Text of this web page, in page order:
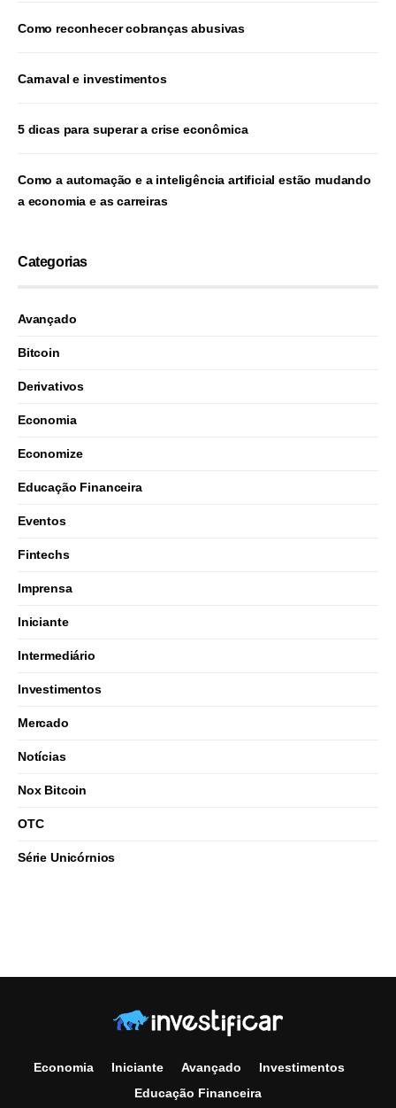
Como reconhecer cobranças abusivas
Carnaval e investimentos
5 dicas para superar a crise econômica
Como a automação e a inteligência artificial estão mudando
a economia e as carreiras
Categorias
Avançado
Bitcoin
Derivativos
Economia
Economize
Educação Financeira
Eventos
Fintechs
Imprensa
Iniciante
Intermediário
Investimentos
Mercado
Notícias
Nox Bitcoin
OTC
Série Unicórnios
Economia Iniciante Avançado
Investimentos
Educação Financeira